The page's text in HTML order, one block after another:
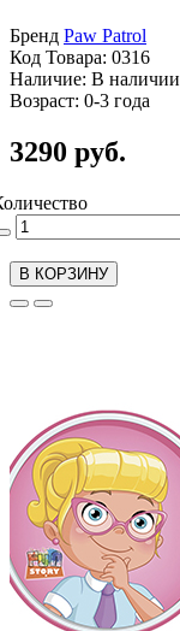
Бренд Paw Patrol
Код Товара: 0316
Наличие: В наличии
Возраст: 0-3 года
3290 руб.
В КОРЗИНУ